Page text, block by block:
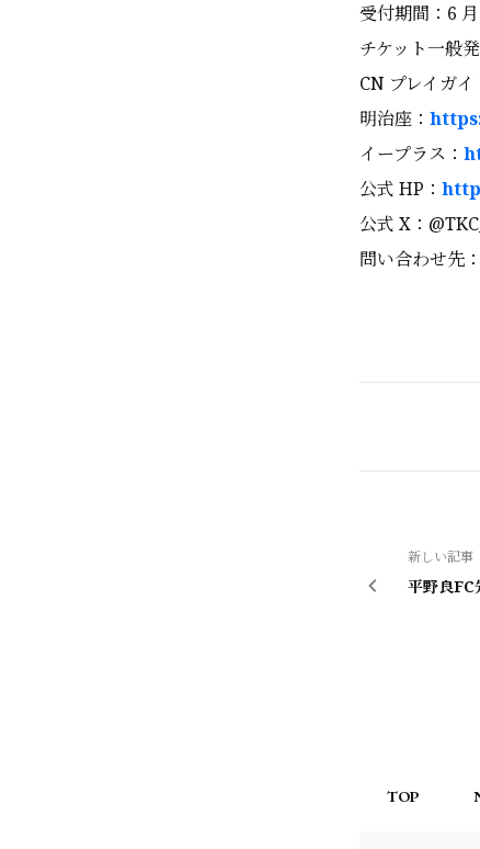
受付期間：6
チケット一般
CN プレイガイ
明治座：
イープラス：
公式 HP：
公式 X：
問い合わせ先
新しい記事
平野良
TOP